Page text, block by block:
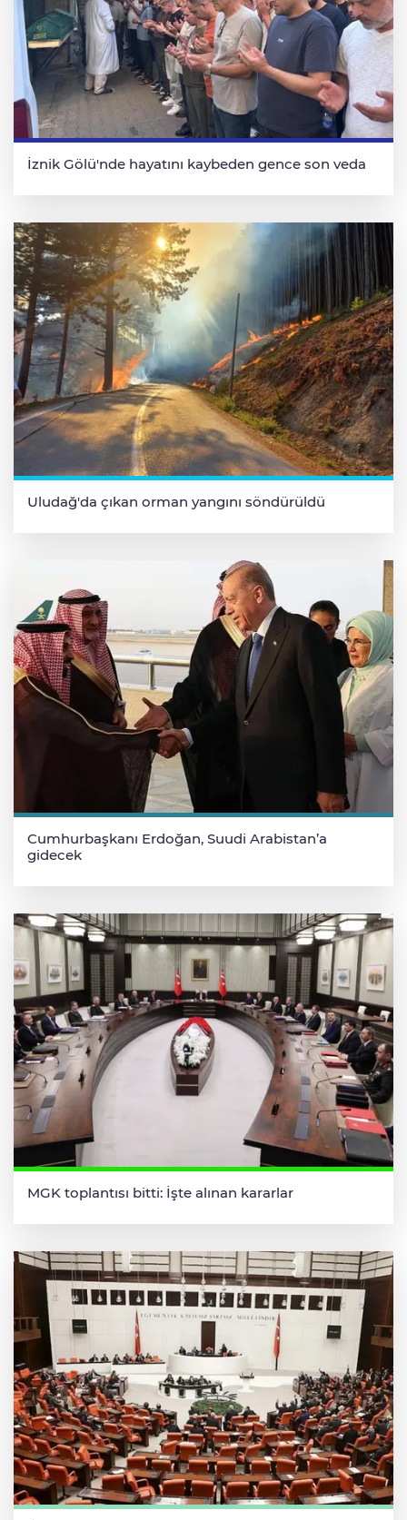
İznik Gölü'nde hayatını kaybeden gence son veda
Uludağ'da çıkan orman yangını söndürüldü
Cumhurbaşkanı Erdoğan, Suudi Arabistan’a
gidecek
MGK toplantısı bitti: İşte alınan kararlar